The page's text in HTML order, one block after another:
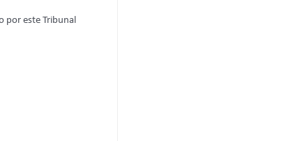
por este Tribunal